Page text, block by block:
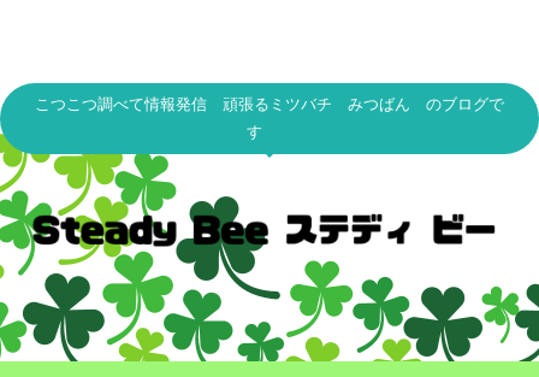
こつこつ調べて情報発信 頑張るミツバチ みつばん のブログで
す